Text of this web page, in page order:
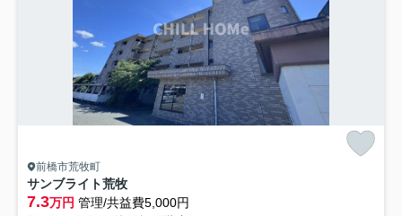
前橋市荒牧町
サンブライト荒牧
7.3万円 管理/共益費5,000円